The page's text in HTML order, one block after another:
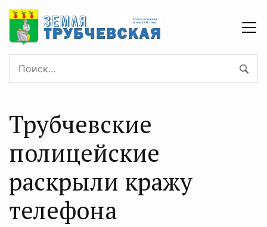
Трубчевские
полицейские
раскрыли кражу
телефона